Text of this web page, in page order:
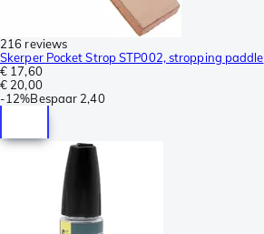
216 reviews
Skerper Pocket Strop STP002, stropping paddle
€ 17,60
€ 20,00
-12%Bespaar 2,40